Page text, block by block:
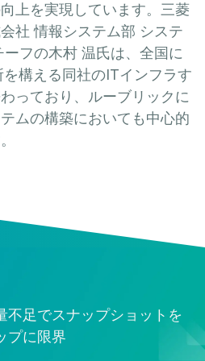
上を実現しています。三菱
社 情報システム部 システ
フの木村 温氏は、全国に
構える同社のITインフラす
っており、ルーブリックに
ムの構築においても中心的
不足でスナップショットを
プに限界